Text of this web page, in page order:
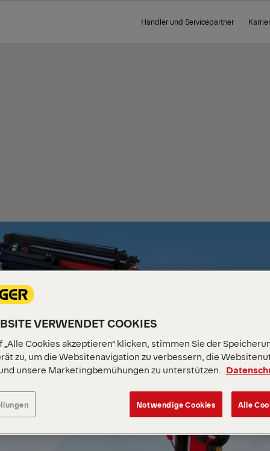
Händler und Servicepartner
VERWENDET COOKIES
„Alle Cookies akzeptieren“ klicken, stimmen Sie der
zu, um die Websitenavigation zu verbessern, die
unsere Marketingbemühungen zu unterstützen.
Notwendige Cookies Alle